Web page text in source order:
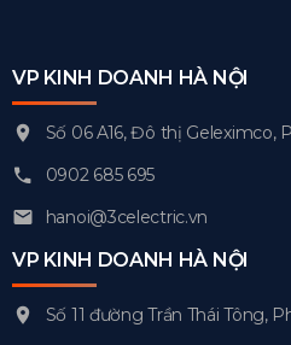
VP KINH DOANH HÀ NỘI
Số 06 A16, Đô thị Geleximco,
0902 685 695
hanoi@3celectric.vn
VP KINH DOANH HÀ NỘI
Số 11 đường Trần Thái Tông,